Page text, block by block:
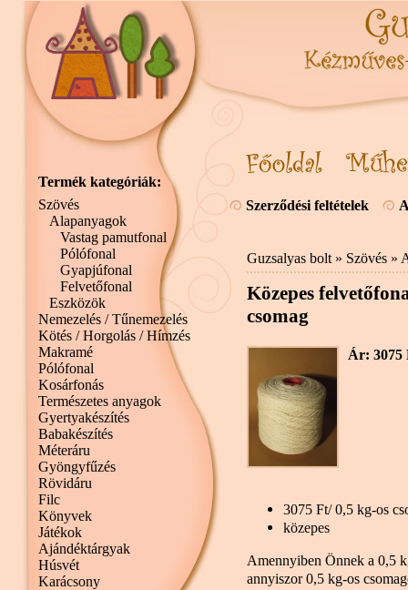
Szerződési feltételek
Guzsalyas bolt » Szövés »
Közepes
csomag
Ár: 3075
3075 Ft/ 0,5 kg-os
közepes
Amennyiben Önnek a 0,5
annyiszor 0,5 kg-os
Termék kategóriák:
Szövés
Alapanyagok
Vastag pamutfonal
Pólófonal
Gyapjúfonal
Felvetőfonal
Eszközök
Nemezelés / Tűnemezelés
Kötés / Horgolás / Hímzés
Makramé
Pólófonal
Kosárfonás
Természetes anyagok
Gyertyakészítés
Babakészítés
Méteráru
Gyöngyfűzés
Rövidáru
Filc
Könyvek
Játékok
Ajándéktárgyak
Húsvét
Karácsony